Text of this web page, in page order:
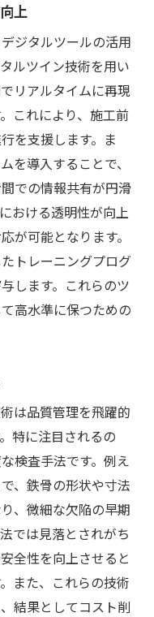
上
ジタルツールの活用
ルツイン技術を用い
リアルタイムに再現
これにより、施工前
を支援します。ま
を導入することで、
での情報共有が円滑
おける透明性が向上
が可能となります。
トレーニングプログ
します。これらのツ
高水準に保つための
は品質管理を飛躍的
特に注目されるの
検査手法です。例え
、鉄骨の形状や寸法
、微細な欠陥の早期
では見落とされがち
全性を向上させると
また、これらの技術
結果としてコスト削